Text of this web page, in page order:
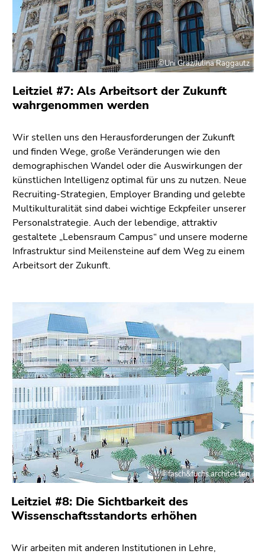
Leitziel #7: Als Arbeitsort der Zukunft
wahrgenommen werden
Wir stellen uns den Herausforderungen der Zukunft
und finden Wege, große Veränderungen wie den
demographischen Wandel oder die Auswirkungen der
künstlichen Intelligenz optimal für uns zu nutzen. Neue
Recruiting-Strategien, Employer Branding und gelebte
Multikulturalität sind dabei wichtige Eckpfeiler unserer
Personalstrategie. Auch der lebendige, attraktiv
gestaltete „Lebensraum Campus“ und unsere moderne
Infrastruktur sind Meilensteine auf dem Weg zu einem
Arbeitsort der Zukunft.
©Uni Graz/Julina Raggautz
©fasch&fuchs.architekten
Leitziel #8: Die Sichtbarkeit des
Wissenschaftsstandorts erhöhen
Wir arbeiten mit anderen Institutionen in Lehre,